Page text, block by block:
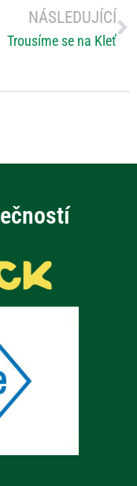
NÁSLEDUJÍCÍ
Trousíme se na Kleť